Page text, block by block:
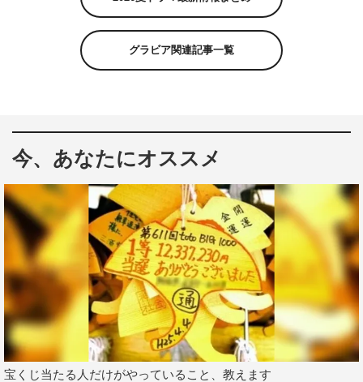
グラビア関連記事一覧
今、あなたにオススメ
宝くじ当たる人だけがやっていること、教えます